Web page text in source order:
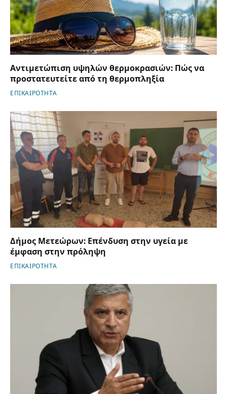
Αντιμετώπιση υψηλών θερμοκρασιών: Πώς να
προστατευτείτε από τη θερμοπληξία
ΕΠΙΚΑΙΡΟΤΗΤΑ
Δήμος Μετεώρων: Επένδυση στην υγεία με
έμφαση στην πρόληψη
ΕΠΙΚΑΙΡΟΤΗΤΑ